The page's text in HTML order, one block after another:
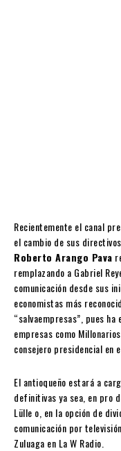
Recientemente el canal
el cambio de sus
Roberto Arango Pava
remplazando a Gabriel
comunicación desde sus
economistas más
“salvaempresas”, pues
empresas como
consejero presidencial en
El antioqueño estará a
definitivas ya sea, en pro
Lülle o, en la opción de
comunicación por
Zuluaga en La W Radio.